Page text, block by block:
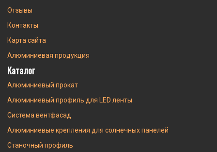
Отзывы
Контакты
Карта сайта
Алюминиевая продукция
Каталог
Алюминиевый прокат
Алюминиевый профиль для LED ленты
Система вентфасад
Алюминиевые крепления для солнечных панелей
Станочный профиль